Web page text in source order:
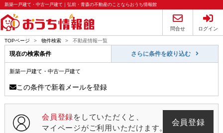
新築一戸建て・中古一戸建て｜弘前・青森の不動産のことならおうち情報館
問合せ ログイン
TOPページ > 物件検索 > 不動産情報一覧
現在の検索条件 さらに条件を絞り込む
新築一戸建て・中古一戸建て
この条件で新着メールを登録
会員登録をしていただくと、
マイページがご利用いただけます。
会員登録